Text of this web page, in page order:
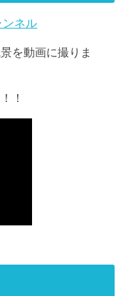
ンネル
を動画に撮りま
！